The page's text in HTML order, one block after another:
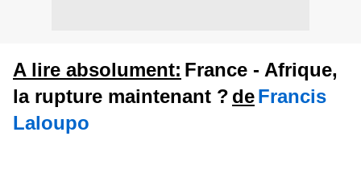
A lire absolument: France - Afrique,
la rupture maintenant ? deFrancis
Laloupo